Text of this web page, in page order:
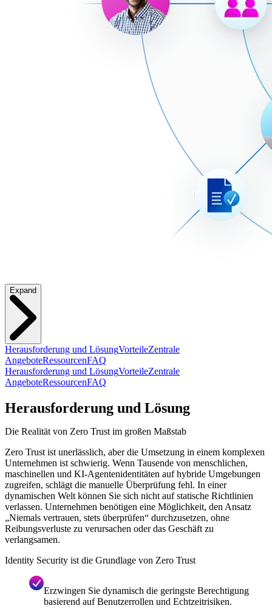
Expand
Herausforderung und LösungVorteileZentrale
AngeboteRessourcenFAQ
Herausforderung und LösungVorteileZentrale
AngeboteRessourcenFAQ
Herausforderung und Lösung
Die Realität von Zero Trust im großen Maßstab
Zero Trust ist unerlässlich, aber die Umsetzung in einem komplexen
Unternehmen ist schwierig. Wenn Tausende von menschlichen,
maschinellen und KI-Agentenidentitäten auf hybride Umgebungen
zugreifen, schlägt die manuelle Überprüfung fehl. In einer
dynamischen Welt können Sie sich nicht auf statische Richtlinien
verlassen. Unternehmen benötigen eine Möglichkeit, den Ansatz
„Niemals vertrauen, stets überprüfen“ durchzusetzen, ohne
Reibungsverluste zu verursachen oder das Geschäft zu
verlangsamen.
Identity Security ist die Grundlage von Zero Trust
Erzwingen Sie dynamisch die geringste Berechtigung
basierend auf Benutzerrollen und Echtzeitrisiken.